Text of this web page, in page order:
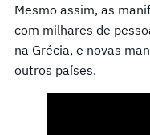
Mesmo assim, as
com milhares de
na Grécia, e novas
outros países.